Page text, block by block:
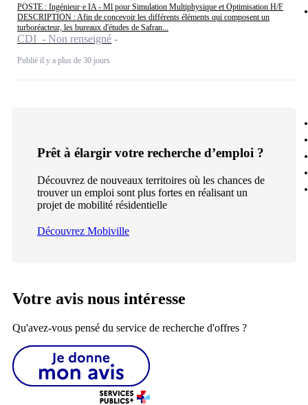
POSTE : Ingénieur·e IA - Ml pour Simulation Multiphysique et Optimisation H/F
DESCRIPTION : Afin de concevoir les différents éléments qui composent un
turboréacteur, les bureaux d'études de Safran...
CDI - Non renseigné
Publié il y a plus de 30 jours
Prêt à élargir votre recherche d’emploi ?
Découvrez de nouveaux territoires où les chances de
trouver un emploi sont plus fortes en réalisant un
projet de mobilité résidentielle
Découvrez Mobiville
Votre avis nous intéresse
Qu'avez-vous pensé du service de recherche d'offres ?